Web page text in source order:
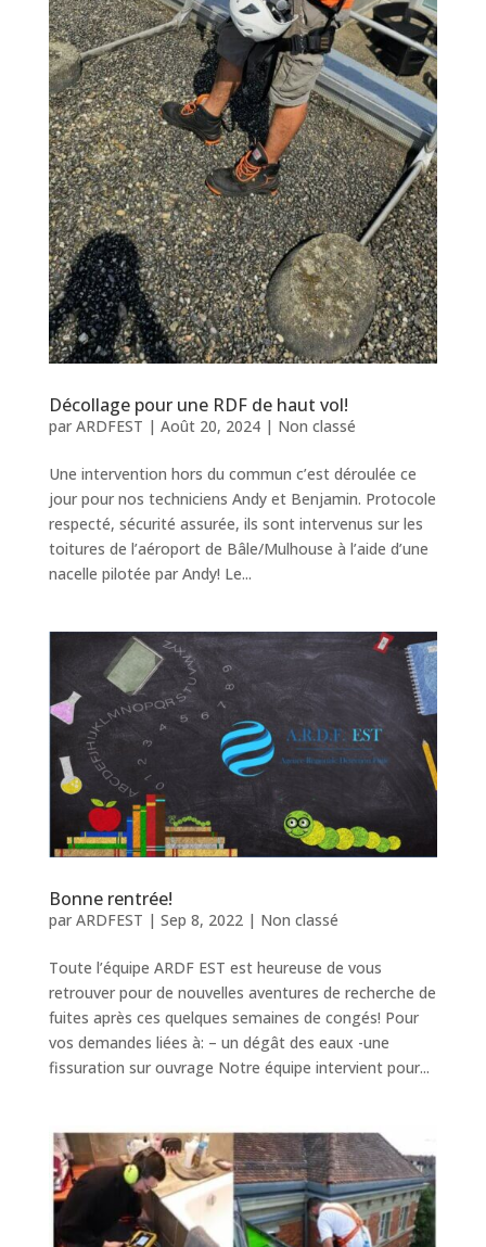
Décollage pour une RDF de haut vol!
par ARDFEST | Août 20, 2024| Non classé
Une intervention hors du commun c’est déroulée ce
jour pour nos techniciens Andy et Benjamin. Protocole
respecté, sécurité assurée, ils sont intervenus sur les
toitures de l’aéroport de Bâle/Mulhouse à l’aide d’une
nacelle pilotée par Andy! Le...
Bonne rentrée!
par ARDFEST | Sep 8, 2022| Non classé
Toute l’équipe ARDF EST est heureuse de vous
retrouver pour de nouvelles aventures de recherche de
fuites après ces quelques semaines de congés! Pour
vos demandes liées à: – un dégât des eaux -une
fissuration sur ouvrage Notre équipe intervient pour...